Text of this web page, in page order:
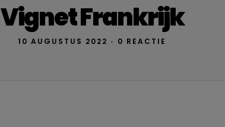
Vignet Frankrijk
10 AUGUSTUS 2022 • 0 REACTIE